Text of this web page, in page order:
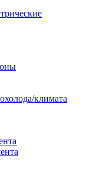
климата